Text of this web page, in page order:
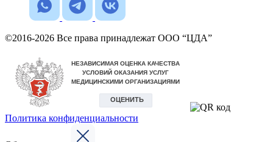
©2016-2026 Все права принадлежат ООО “ЦДА”
Политика конфиденциальности